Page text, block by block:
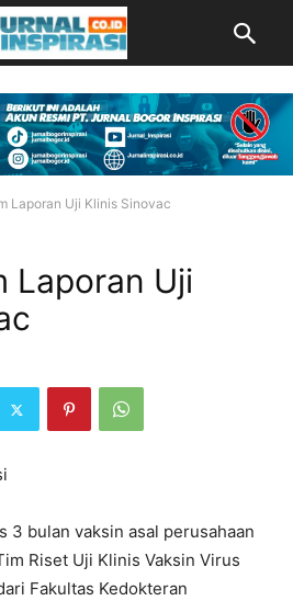
Laporan Uji Klinis Sinovac
Laporan Uji
3 bulan vaksin asal perusahaan
Riset Uji Klinis Vaksin Virus
Fakultas Kedokteran